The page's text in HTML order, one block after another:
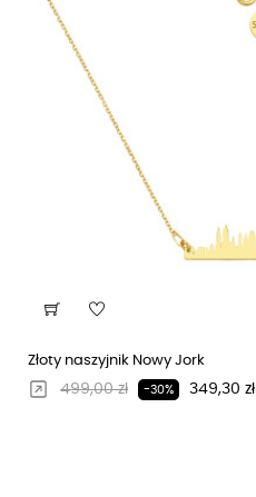
Złoty naszyjnik Nowy Jork
Regularna cena
499,00 zł -30% Cena
349,30 zł